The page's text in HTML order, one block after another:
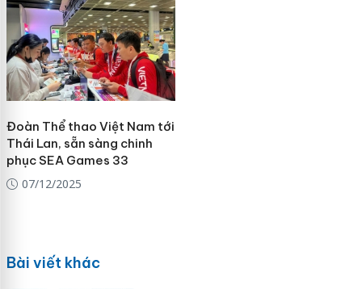
Đoàn Thể thao Việt Nam tới
Thái Lan, sẵn sàng chinh
phục SEA Games 33
07/12/2025
Bài viết khác